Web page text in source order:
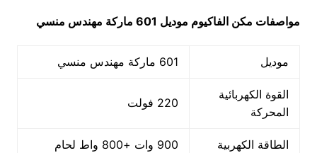
مواصفات مكن الفاكيوم موديل 601 ماركة مهندس منسي
موديل 601 ماركة مهندس منسي
القوة الكهربائية
المحركة
220 فولت
الطاقة الكهربية 900 وات +800 واط لحام